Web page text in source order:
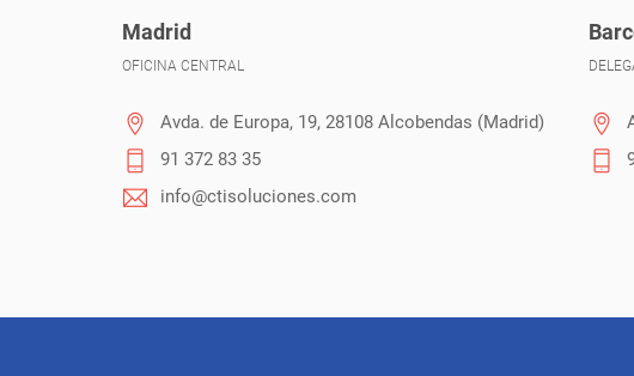
Madrid
OFICINA CENTRAL
Avda. de Europa, 19, 28108 Alcobendas (Madrid)
91 372 83 35
info@ctisoluciones.com